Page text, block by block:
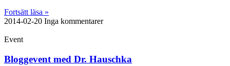
Fortsätt läsa »
2014-02-20 Inga kommentarer
Event
Bloggevent med Dr. Hauschka